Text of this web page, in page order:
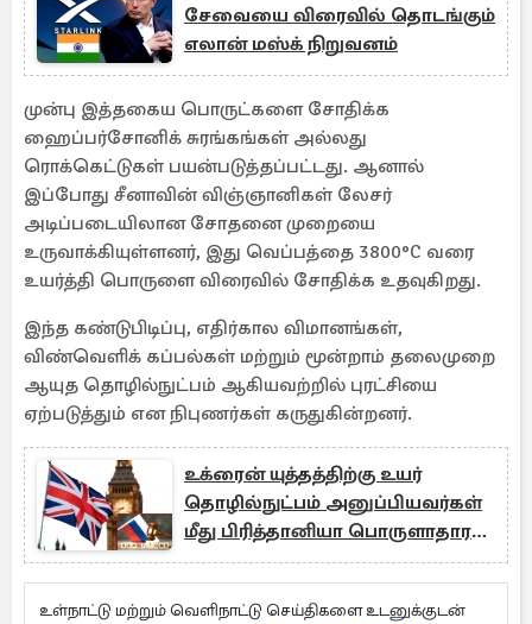
சேவையை விரைவில் தொடங்கும்
எலான் மஸ்க் நிறுவனம்
முன்பு இத்தகைய பொருட்களை சோதிக்க
ஹைப்பர்சோனிக் சுரங்கங்கள் அல்லது
ரொக்கெட்டுகள் பயன்படுத்தப்பட்டது. ஆனால்
இப்போது சீனாவின் விஞ்ஞானிகள் லேசர்
அடிப்படையிலான சோதனை முறையை
உருவாக்கியுள்ளனர், இது வெப்பத்தை 3800°C வரை
உயர்த்தி பொருளை விரைவில் சோதிக்க உதவுகிறது.
இந்த கண்டுபிடிப்பு, எதிர்கால விமானங்கள்,
விண்வெளிக் கப்பல்கள் மற்றும் மூன்றாம் தலைமுறை
ஆயுத தொழில்நுட்பம் ஆகியவற்றில் புரட்சியை
ஏற்படுத்தும் என நிபுணர்கள் கருதுகின்றனர்.
உக்ரைன் யுத்தத்திற்கு உயர்
தொழில்நுட்பம் அனுப்பியவர்கள்
மீது பிரித்தானியா பொருளாதார
தடை
உள்நாட்டு மற்றும் வெளிநாட்டு செய்திகளை உடனுக்குடன்